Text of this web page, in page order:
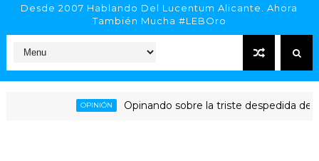
Desde 2007 Hablando Del Lucentum Alicante. Ahora
También Mucha #LEBOro
Opinando sobre la triste despedida del HLA